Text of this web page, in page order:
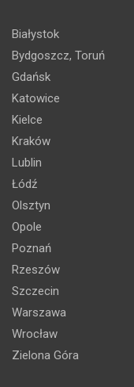
Białystok
Bydgoszcz, Toruń
Gdańsk
Katowice
Kielce
Kraków
Lublin
Łódź
Olsztyn
Opole
Poznań
Rzeszów
Szczecin
Warszawa
Wrocław
Zielona Góra